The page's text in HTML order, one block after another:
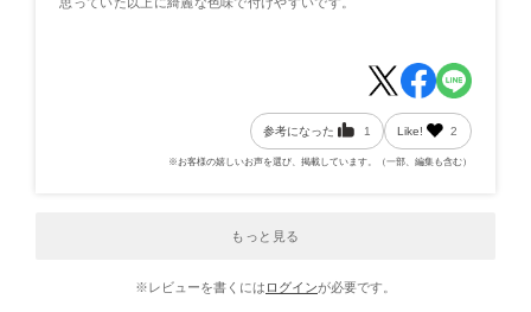
思っていた以上に綺麗な色味で付けやすいです。
参考になった 1 Like! 2
※お客様の嬉しいお声を選び、掲載しています。（一部、編集も含む）
もっと見る
※レビューを書くには ログインが必要です。